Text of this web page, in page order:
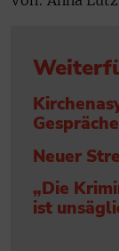
Neuer
„Die
ist